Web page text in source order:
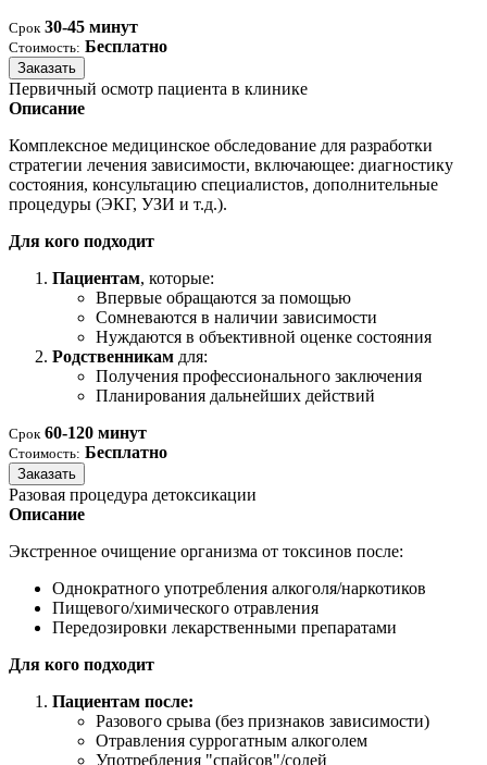
Срок 30-45 минут
Стоимость: Бесплатно
Заказать
Первичный осмотр пациента в клинике
Описание
Комплексное медицинское обследование для разработки
стратегии лечения зависимости, включающее: диагностику
состояния, консультацию специалистов, дополнительные
процедуры (ЭКГ, УЗИ и т.д.).
Для кого подходит
Пациентам, которые:
Впервые обращаются за помощью
Сомневаются в наличии зависимости
Нуждаются в объективной оценке состояния
Родственникам для:
Получения профессионального заключения
Планирования дальнейших действий
Срок 60-120 минут
Стоимость: Бесплатно
Заказать
Разовая процедура детоксикации
Описание
Экстренное очищение организма от токсинов после:
Однократного употребления алкоголя/наркотиков
Пищевого/химического отравления
Передозировки лекарственными препаратами
Для кого подходит
Пациентам после:
Разового срыва (без признаков зависимости)
Отравления суррогатным алкоголем
Употребления "спайсов"/солей